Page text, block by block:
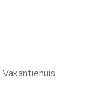
Vakantiehuis